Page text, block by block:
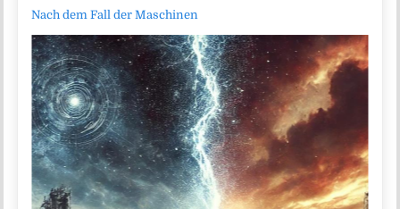
Nach dem Fall der Maschinen